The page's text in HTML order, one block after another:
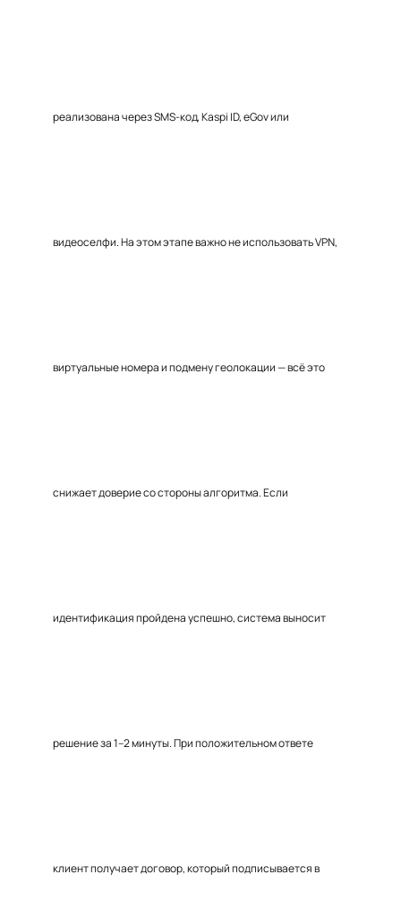
реализована через SMS-код, Kaspi ID, eGov или
видеоселфи. На этом этапе важно не использовать VPN,
виртуальные номера и подмену геолокации — всё это
снижает доверие со стороны алгоритма. Если
идентификация пройдена успешно, система выносит
решение за 1–2 минуты. При положительном ответе
клиент получает договор, который подписывается в